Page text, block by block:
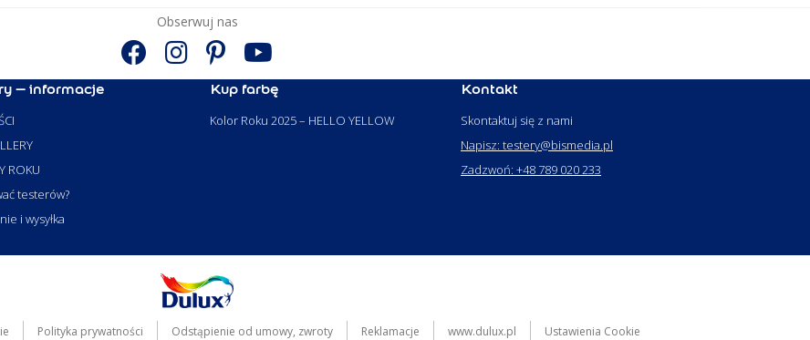
Obserwuj nas
– informacje
ROKU
testerów?
i wysyłka
Kup farbę
Kolor Roku 2025 – HELLO YELLOW
Kontakt
Skontaktuj się z nami
Napisz: testery@bismedia.pl
Zadzwoń: +48 789 020 233
Polityka prywatności Odstąpienie od umowy, zwroty Reklamacje www.dulux.pl Ustawienia Cookie